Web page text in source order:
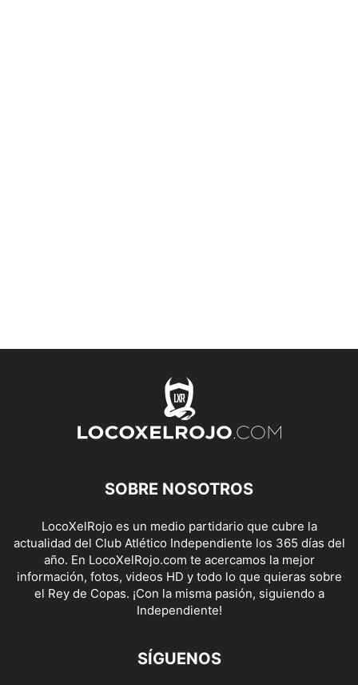
SOBRE NOSOTROS
LocoXelRojo es un medio partidario que cubre la
actualidad del Club Atlético Independiente los 365 días del
año. En LocoXelRojo.com te acercamos la mejor
información, fotos, videos HD y todo lo que quieras sobre
el Rey de Copas. ¡Con la misma pasión, siguiendo a
Independiente!
SÍGUENOS